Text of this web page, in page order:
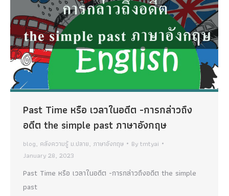
Past Time หรือ เวลาในอดีต -การกล่าวถึง
อดีต the simple past ภาษาอังกฤษ
blog, คลังความรู้ ม.ปลาย, ภาษาอังกฤษ Bytmtyai
January 28, 2023
Past Time หรือ เวลาในอดีต -การกล่าวถึงอดีต the simple
past